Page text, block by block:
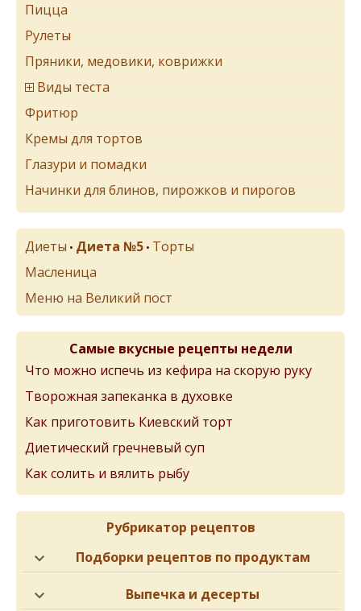
Пицца
Рулеты
Пряники, медовики, коврижки
Виды теста
Фритюр
Кремы для тортов
Глазури и помадки
Начинки для блинов, пирожков и пирогов
Диеты • Диета №5 • Торты
Масленица
Меню на Великий пост
Самые вкусные рецепты недели
Что можно испечь из кефира на скорую руку
Творожная запеканка в духовке
Как приготовить Киевский торт
Диетический гречневый суп
Как солить и вялить рыбу
Рубрикатор рецептов
Подборки рецептов по продуктам
Выпечка и десерты